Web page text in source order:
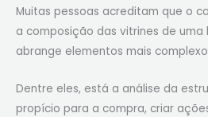
Muitas pessoas acreditam que o
a composição das vitrines de uma
abrange elementos mais
Dentre eles, está a análise da
propício para a compra, criar